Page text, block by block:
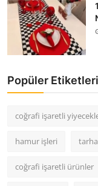
Popüler
coğrafi işaretli
hamur işleri
coğrafi işaretli ürünler